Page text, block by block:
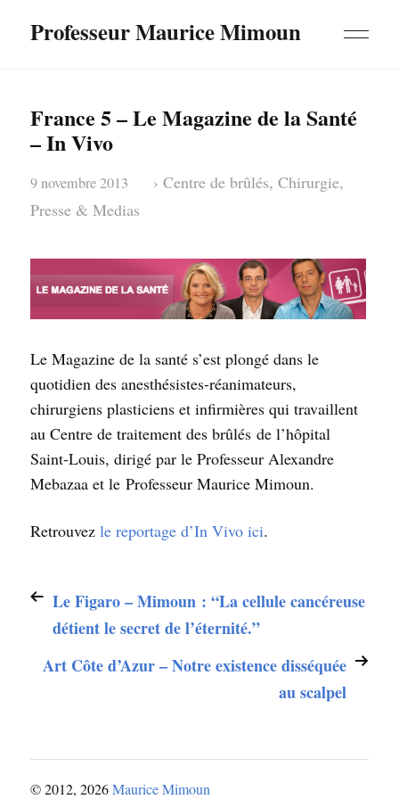
Professeur Maurice Mimoun
France 5 – Le Magazine de la Santé
– In Vivo
9 novembre 2013 › Centre de brûlés, Chirurgie,
Presse & Medias
Le Magazine de la santé s’est plongé dans le
quotidien des anesthésistes-réanimateurs,
chirurgiens plasticiens et infirmières qui travaillent
au Centre de traitement des brûlés de l’hôpital
Saint-Louis, dirigé par le Professeur Alexandre
Mebazaa et le Professeur Maurice Mimoun.
Retrouvez le reportage d’In Vivo ici.
Le Figaro – Mimoun : “La cellule cancéreuse
détient le secret de l’éternité.”
Art Côte d’Azur – Notre existence disséquée
au scalpel
© 2012, 2026Maurice Mimoun